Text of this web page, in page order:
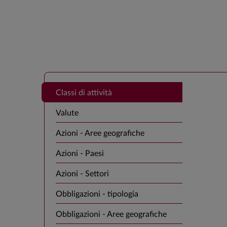
Classi di attività
Valute
Azioni - Aree geografiche
Azioni - Paesi
Azioni - Settori
Obbligazioni - tipologia
Obbligazioni - Aree geografiche